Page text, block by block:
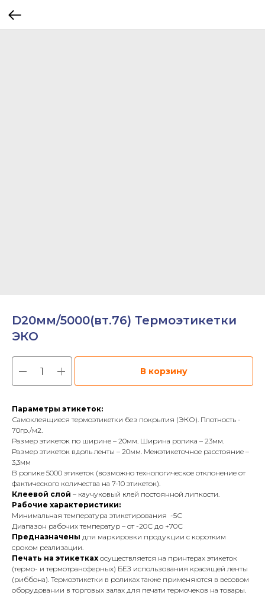
D20мм/5000(вт.76) Термоэтикетки
ЭКО
В корзину
Параметры этикеток:
Самоклеящиеся термоэтикетки без покрытия (ЭКО). Плотность -
70гр./м2.
Размер этикеток по ширине – 20мм. Ширина ролика – 23мм.
Размер этикеток вдоль ленты – 20мм. Межэтикеточное расстояние –
3,3мм
В ролике 5000 этикеток (возможно технологическое отклонение от
фактического количества на 7-10 этикеток).
Клеевой слой – каучуковый клей постоянной липкости.
Рабочие характеристики:
Минимальная температура этикетирования -5С
Диапазон рабочих температур – от -20С до +70С
Предназначены для маркировки продукции с коротким
сроком реализации.
Печать на этикеткахосуществляется на принтерах этикеток
(термо- и термотрансферных) БЕЗ использования красящей ленты
(риббона). Термоэтикетки в роликах также применяются в весовом
оборудовании в торговых залах для печати термочеков на товары.